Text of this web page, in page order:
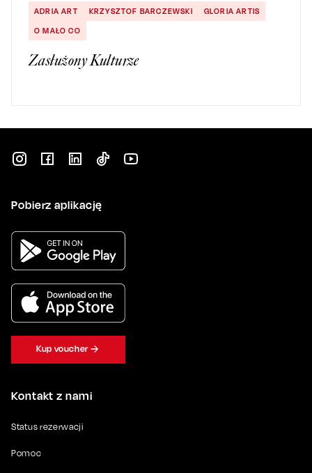
ADRIA ART KRZYSZTOF BARCZEWSKI
GLORIA ARTIS
O MAŁO CO
Zasłużony Kulturze
Kontakt z nami
Status rezerwacji
Pomoc
Pobierz aplikację
Kup voucher